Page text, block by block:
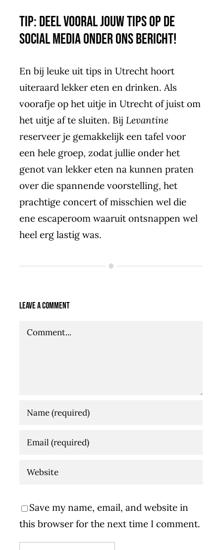
Tip: deel vooral jouw tips op de
social media onder ons bericht!
En bij leuke uit tips in Utrecht hoort
uiteraard lekker eten en drinken. Als
voorafje op het uitje in Utrecht of juist om
het uitje af te sluiten. Bij Levantine
reserveer je gemakkelijk een tafel voor
een hele groep, zodat jullie onder het
genot van lekker eten na kunnen praten
over die spannende voorstelling, het
prachtige concert of misschien wel die
ene escaperoom waaruit ontsnappen wel
heel erg lastig was.
Leave A Comment
Comment
Save my name, email, and website in
this browser for the next time I comment.